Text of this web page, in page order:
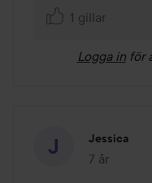
1 gillar
Logga in för
Jessica
7 år
Inlägget